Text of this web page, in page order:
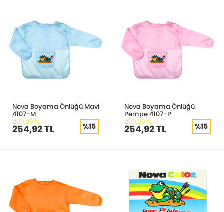
Nova Boyama Önlüğü Mavi
4107-M
299,90 TL
254,92 TL %15
Nova Boyama Önlüğü
Pempe 4107-P
299,90 TL
254,92 TL %15